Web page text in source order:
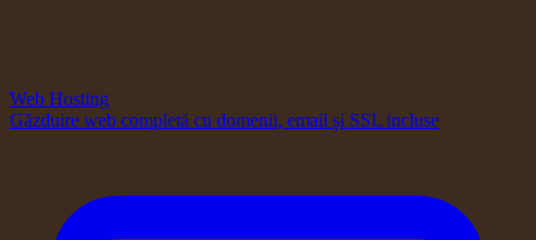
Web Hosting
Găzduire web completă cu domenii, email și SSL incluse